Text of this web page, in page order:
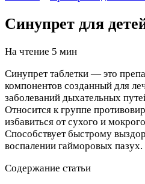
Синупрет для
На чтение 5 мин
Синупрет таблетки — это
компонентов созданный для
заболеваний дыхательных
Относится к группе
избавиться от сухого и
Способствует быстрому
воспалении гайморовых пазух.
Содержание статьи